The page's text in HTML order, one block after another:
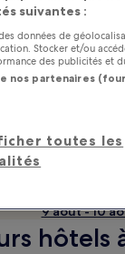
cas
9 août - 10
suivantes :
données de
Stocker et/ou
des publicités et
nos partenaires
toutes les